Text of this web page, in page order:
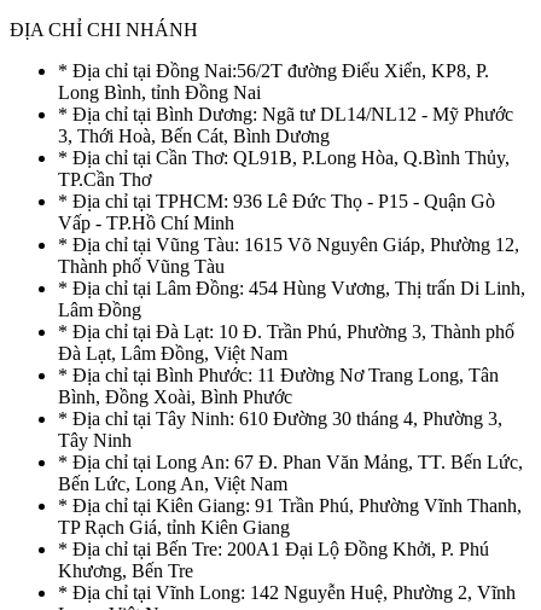
ĐỊA CHỈ CHI NHÁNH
* Địa chỉ tại Đồng Nai:56/2T đường Điểu Xiển, KP8, P.
Long Bình, tỉnh Đồng Nai
* Địa chỉ tại Bình Dương: Ngã tư DL14/NL12 - Mỹ Phước
3, Thới Hoà, Bến Cát, Bình Dương
* Địa chỉ tại Cần Thơ: QL91B, P.Long Hòa, Q.Bình Thủy,
TP.Cần Thơ
* Địa chỉ tại TPHCM: 936 Lê Đức Thọ - P15 - Quận Gò
Vấp - TP.Hồ Chí Minh
* Địa chỉ tại Vũng Tàu: 1615 Võ Nguyên Giáp, Phường 12,
Thành phố Vũng Tàu
* Địa chỉ tại Lâm Đồng: 454 Hùng Vương, Thị trấn Di Linh,
Lâm Đồng
* Địa chỉ tại Đà Lạt: 10 Đ. Trần Phú, Phường 3, Thành phố
Đà Lạt, Lâm Đồng, Việt Nam
* Địa chỉ tại Bình Phước: 11 Đường Nơ Trang Long, Tân
Bình, Đồng Xoài, Bình Phước
* Địa chỉ tại Tây Ninh: 610 Đường 30 tháng 4, Phường 3,
Tây Ninh
* Địa chỉ tại Long An: 67 Đ. Phan Văn Mảng, TT. Bến Lức,
Bến Lức, Long An, Việt Nam
* Địa chỉ tại Kiên Giang: 91 Trần Phú, Phường Vĩnh Thanh,
TP Rạch Giá, tỉnh Kiên Giang
* Địa chỉ tại Bến Tre: 200A1 Đại Lộ Đồng Khởi, P. Phú
Khương, Bến Tre
* Địa chỉ tại Vĩnh Long: 142 Nguyễn Huệ, Phường 2, Vĩnh